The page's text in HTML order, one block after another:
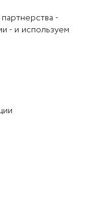
-
- и используем